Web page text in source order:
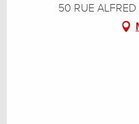
50 RUE